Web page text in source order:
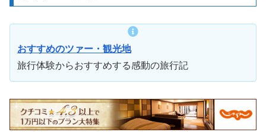
おすすめのツァー・観光地
旅行体験からおすすめする感動の旅行記